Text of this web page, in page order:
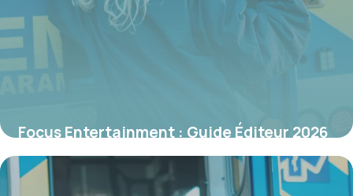
Focus Entertainment : Guide Éditeur 2026
22 mai 2026